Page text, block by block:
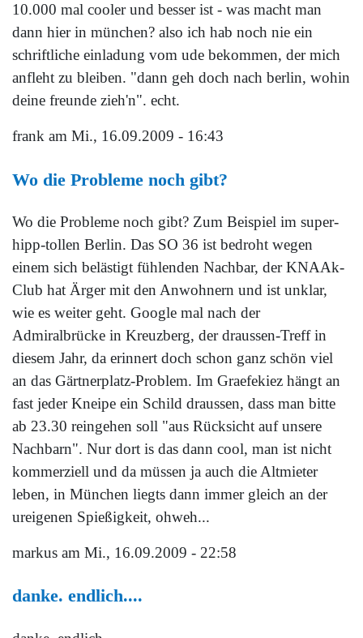
10.000 mal cooler und besser ist - was macht man
dann hier in münchen? also ich hab noch nie ein
schriftliche einladung vom ude bekommen, der mich
anfleht zu bleiben. "dann geh doch nach berlin, wohin
deine freunde zieh'n". echt.
frank am Mi., 16.09.2009 - 16:43
Wo die Probleme noch gibt?
Wo die Probleme noch gibt? Zum Beispiel im super-
hipp-tollen Berlin. Das SO 36 ist bedroht wegen
einem sich belästigt fühlenden Nachbar, der KNAAk-
Club hat Ärger mit den Anwohnern und ist unklar,
wie es weiter geht. Google mal nach der
Admiralbrücke in Kreuzberg, der draussen-Treff in
diesem Jahr, da erinnert doch schon ganz schön viel
an das Gärtnerplatz-Problem. Im Graefekiez hängt an
fast jeder Kneipe ein Schild draussen, dass man bitte
ab 23.30 reingehen soll "aus Rücksicht auf unsere
Nachbarn". Nur dort is das dann cool, man ist nicht
kommerziell und da müssen ja auch die Altmieter
leben, in München liegts dann immer gleich an der
ureigenen Spießigkeit, ohweh...
markus am Mi., 16.09.2009 - 22:58
danke. endlich....